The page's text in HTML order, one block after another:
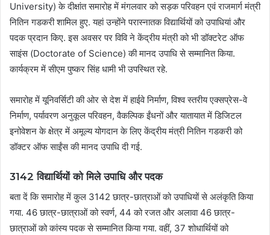
University) के दीक्षांत समारोह में मंगलवार को सड़क परिवहन एवं राजमार्ग मंत्री
नितिन गडकरी शामिल हुए. यहां उन्होंने परास्नातक विद्यार्थियों को उपाधियां और
पदक प्रदान किए. इस अवसर पर विवि ने केंद्रीय मंत्री को भी डॉक्टरेट ऑफ
साइंस (Doctorate of Science) की मानद उपाधि से सम्मानित किया.
कार्यक्रम में सीएम पुष्कर सिंह धामी भी उपस्थित रहे.
समारोह में यूनिवर्सिटी की ओर से देश में हाईवे निर्माण, विश्व स्तरीय एक्सप्रेस-वे
निर्माण, पर्यावरण अनुकूल परिवहन, वैकल्पिक ईंधनों और यातायात में डिजिटल
इनोवेशन के क्षेत्र में अमूल्य योगदान के लिए केंद्रीय मंत्री नितिन गडकरी को
डॉक्टर ऑफ साईंस की मानद उपाधि दी गई.
3142 विद्यार्थियों को मिले उपाधि और पदक
बता दें कि समारोह में कुल 3142 छात्र-छात्राओं को उपाधियों से अलंकृति किया
गया. 46 छात्र-छात्राओं को स्वर्ण, 44 को रजत और अलावा 46 छात्र-
छात्राओं को कांस्य पदक से सम्मानित किया गया. वहीं, 37 शोधार्थियों को